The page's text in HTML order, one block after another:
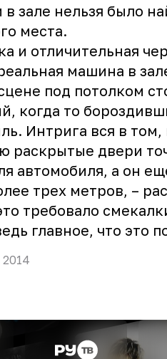
зале нельзя было
места.
и отличительная
машина в
под потолком
когда то
Интрига вся в
раскрытые двери
автомобиля, а он
трех метров, –
требовало
главное, что это
2014